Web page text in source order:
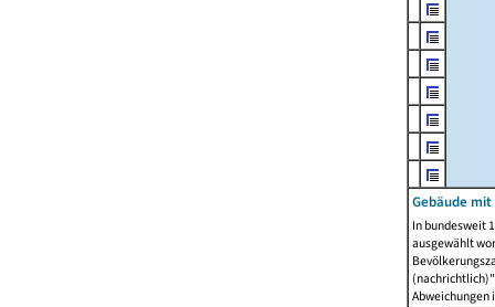
Gebäude mit
In bundesweit
ausgewählt
Abweichungen